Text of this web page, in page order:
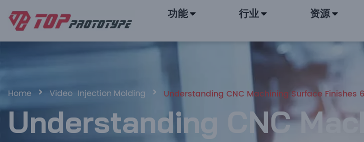
功能 行业 资源
Home Video Injection Molding Understanding CNC Machining Surface Finishes 6
Understanding CNC